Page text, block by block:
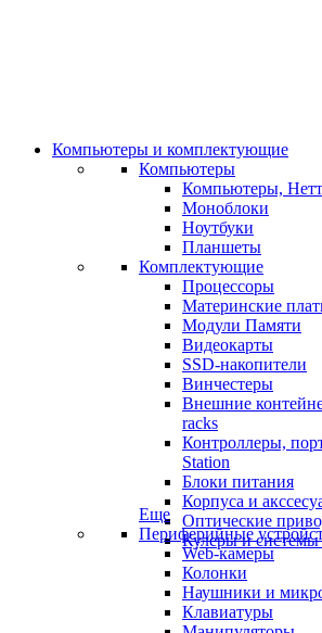
Компьютеры и комплектующие
Компьютеры
Компьютеры,
Моноблоки
Ноутбуки
Планшеты
Комплектующие
Процессоры
Материнские
Модули Памяти
Видеокарты
SSD-накопители
Винчестеры
Внешние
racks
Контроллеры,
Station
Блоки питания
Корпуса и
Оптические
Кулеры и
Еще
Периферийные
Web-камеры
Колонки
Наушники и
Клавиатуры